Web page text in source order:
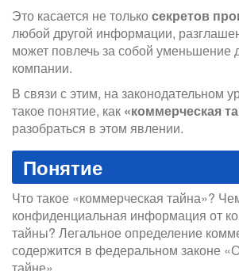
Это касается не толькосекретов
любой другой информации,
может повлечь за собой уменьшение
компании.
В связи с этим, на законодательном
такое понятие, как «коммерческая
разобраться в этом явлении.
Понятие
Что такое «коммерческая тайна»?
конфиденциальная информация от
тайны? Легальное определение
содержится в федеральном законе